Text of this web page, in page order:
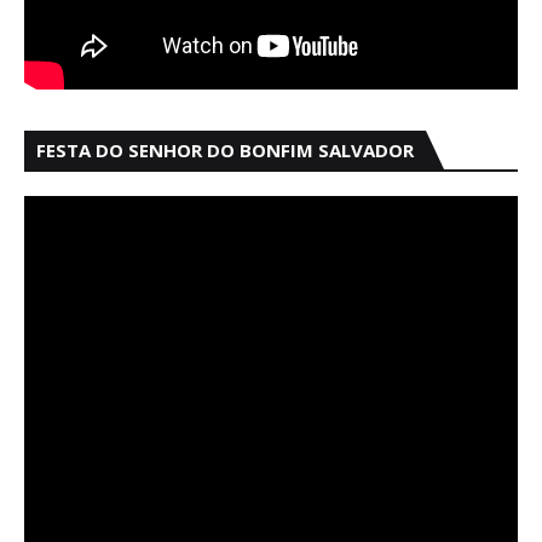
FESTA DO SENHOR DO BONFIM SALVADOR